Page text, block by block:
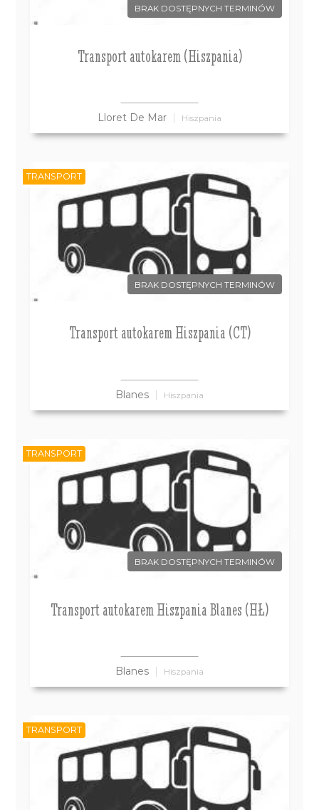
BRAK DOSTĘPNYCH TERMINÓW
Transport autokarem (Hiszpania)
Lloret De Mar Hiszpania
BRAK DOSTĘPNYCH TERMINÓW
Transport autokarem Hiszpania (CT)
Blanes Hiszpania
TRANSPORT
BRAK DOSTĘPNYCH TERMINÓW
Transport autokarem Hiszpania Blanes (HŁ)
Blanes Hiszpania
TRANSPORT
TRANSPORT